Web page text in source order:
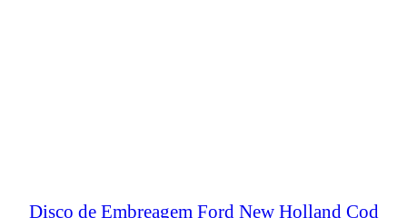
Disco de Embreagem Ford New Holland Cod